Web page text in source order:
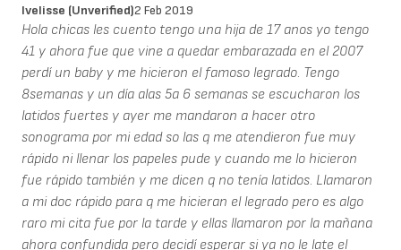
Ivelisse (unverified)2 Feb 2019
Hola chicas les cuento tengo una hija de 17 anos yo tengo
41 y ahora fue que vine a quedar embarazada en el 2007
perdí un baby y me hicieron el famoso legrado. Tengo
8semanas y un día alas 5a 6 semanas se escucharon los
latidos fuertes y ayer me mandaron a hacer otro
sonograma por mi edad so las q me atendieron fue muy
rápido ni llenar los papeles pude y cuando me lo hicieron
fue rápido también y me dicen q no tenía latidos. Llamaron
a mi doc rápido para q me hicieran el legrado pero es algo
raro mi cita fue por la tarde y ellas llamaron por la mañana
ahora confundida pero decidí esperar si ya no le late el